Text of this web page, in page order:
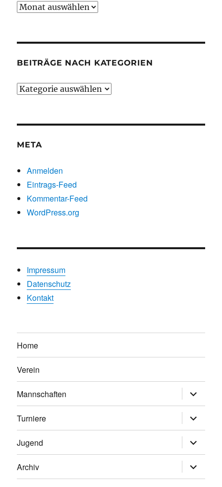
Beiträge
BEITRÄGE NACH KATEGORIEN
Beiträge
META
Anmelden
Eintrags-Feed
Kommentar-Feed
WordPress.org
Impressum
Datenschutz
Kontakt
Home
Verein
Mannschaften
anzeigen
Turniere
anzeigen
Jugend
anzeigen
Archiv
anzeigen